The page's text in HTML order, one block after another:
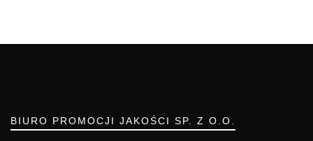
BIURO PROMOCJI JAKOŚCI SP. Z O.O.